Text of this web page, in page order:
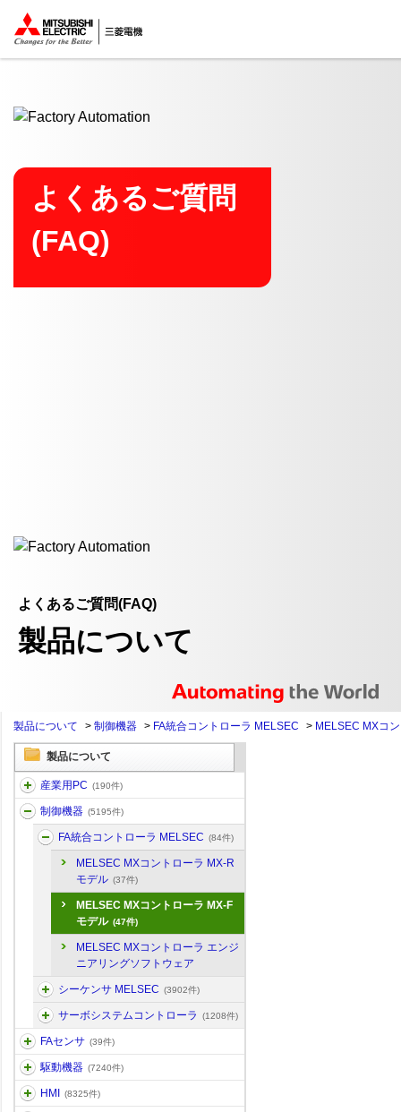
ここから本文
よくあるご質問
(FAQ)
よくあるご質問(FAQ)
製品について
製品について > 制御機器 > FA統合コントローラ MELSEC > MELSEC MXコ
製品について
産業用PC (190件)
制御機器 (5195件)
FA統合コントローラ MELSEC (84件)
MELSEC MXコントローラ MX-R
モデル (37件)
MELSEC MXコントローラ MX-F
モデル (47件)
MELSEC MXコントローラ エンジ
ニアリングソフトウェア
シーケンサ MELSEC (3902件)
サーボシステムコントローラ (1208件)
FAセンサ (39件)
駆動機器 (7240件)
HMI (8325件)